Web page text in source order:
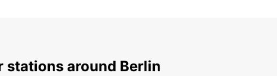
stations around Berlin